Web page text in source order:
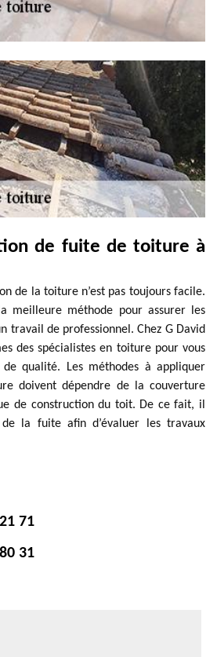
de fuite de toiture à
de la toiture n’est pas toujours facile.
meilleure méthode pour assurer les
travail de professionnel. Chez G David
des spécialistes en toiture pour vous
qualité. Les méthodes à appliquer
doivent dépendre de la couverture
de construction du toit. De ce fait, il
la fuite afin d’évaluer les travaux
71
31